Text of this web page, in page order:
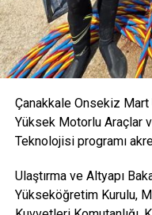
Çanakkale Onsekiz
Yüksek Motorlu Araçlar
Teknolojisi programı
Ulaştırma ve Altyapı
Yükseköğretim Kurulu,